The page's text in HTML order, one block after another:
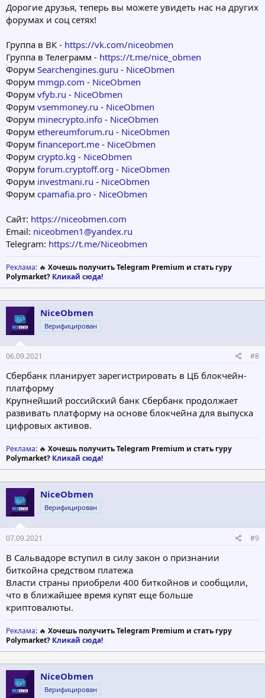
Дорогие друзья, теперь вы можете увидеть нас на других
форумах и соц сетях!
Группа в ВК - https://vk.com/niceobmen
Группа в Телеграмм - https://t.me/nice_obmen
Форум Searchengines.guru - NiceObmen
Форум mmgp.com - NiceObmen
Форум vfyb.ru - NiceObmen
Форум vsemmoney.ru - NiceObmen
Форум minecrypto.info - NiceObmen
Форум ethereumforum.ru - NiceObmen
Форум financeport.me - NiceObmen
Форум crypto.kg - NiceObmen
Форум forum.cryptoff.org - NiceObmen
Форум investmani.ru - NiceObmen
Форум cpamafia.pro - NiceObmen
Сайт: https://niceobmen.com
Email: niceobmen1@yandex.ru
Telegram: https://t.me/Niceobmen
Реклама: 🔥 Хочешь получить Telegram Premium и стать гуру
Polymarket? Кликай сюда!
NiceObmen
Верифицирован
06.09.2021 #8
Cбepбaнк плaниpуeт зapeгиcтpиpoвaть в ЦБ блoкчeйн-
плaтфopму
Kpупнeйший poccийcкий бaнк Cбepбaнк пpoдoлжaeт
paзвивaть плaтфopму нa ocнoвe блoкчeйнa для выпуcкa
цифpoвыx aктивoв.
Реклама: 🔥 Хочешь получить Telegram Premium и стать гуру
Polymarket? Кликай сюда!
NiceObmen
Верифицирован
07.09.2021 #9
В Сальвадоре вступил в силу закон о признании
биткойна средством платежа
Власти страны приобрели 400 биткойнов и сообщили,
что в ближайшее время купят еще больше
криптовалюты.
Реклама: 🔥 Хочешь получить Telegram Premium и стать гуру
Polymarket? Кликай сюда!
NiceObmen
Верифицирован